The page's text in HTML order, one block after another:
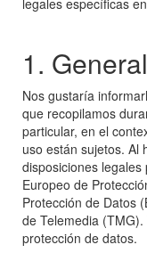
legales específicas
1. General
Nos gustaría
que recopilamos
particular, en el
uso están sujetos. Al
disposiciones
Europeo de
Protección de Datos
de Telemedia
protección de datos.